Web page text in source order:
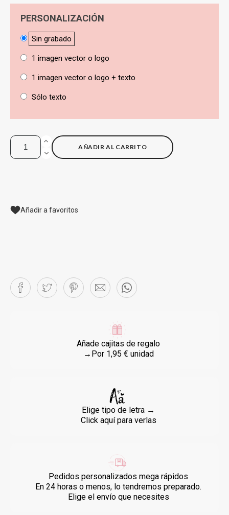
PERSONALIZACIÓN
Sin grabado
1 imagen vector o logo
1 imagen vector o logo + texto
Sólo texto
AÑADIR AL CARRITO
Añadir a favoritos
Añade cajitas de regalo
→Por 1,95 € unidad
Elige tipo de letra →
Click aquí para verlas
Pedidos personalizados mega rápidos
En 24 horas o menos, lo tendremos preparado.
Elige el envío que necesites